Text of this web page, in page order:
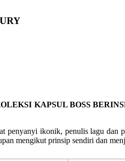
KAPSUL BOSS
penyanyi ikonik, penulis lagu
mengikut prinsip sendiri dan